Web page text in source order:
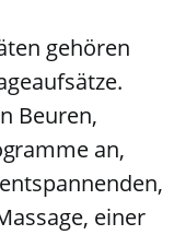
gehören
Beuren,
an,
einer